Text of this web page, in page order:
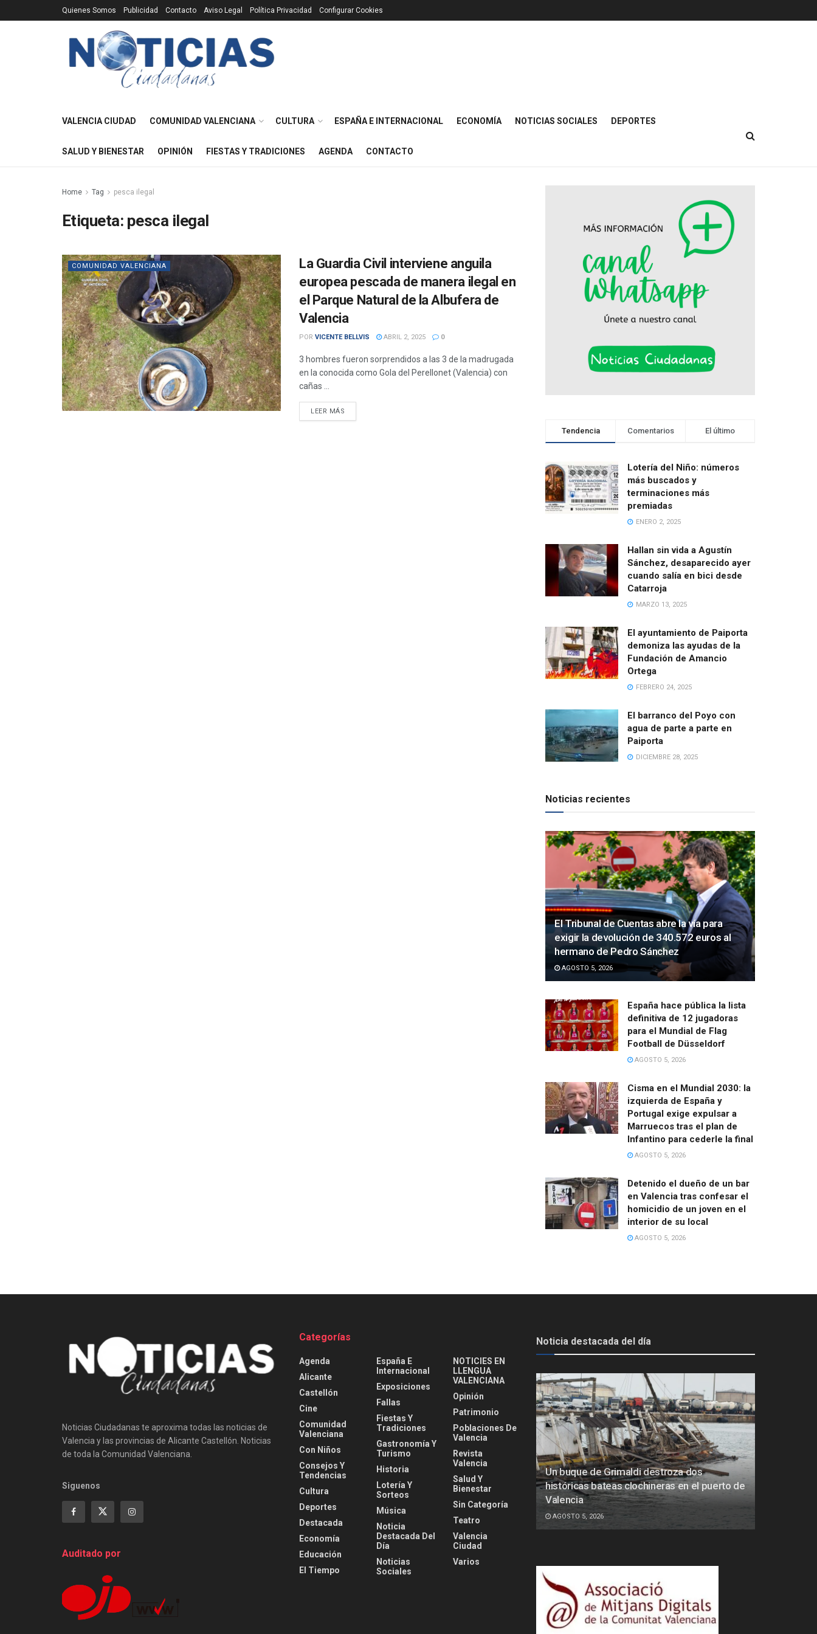
Quienes Somos Publicidad Contacto Aviso Legal Política Privacidad Configurar Cookies
VALENCIA CIUDAD COMUNIDAD VALENCIANA CULTURA ESPAÑA E INTERNACIONAL ECONOMÍA NOTICIAS SOCIALES DEPORTES
SALUD Y BIENESTAR OPINIÓN FIESTAS Y TRADICIONES AGENDA CONTACTO
Home Tag pesca ilegal
Etiqueta: pesca ilegal
COMUNIDAD VALENCIANA
La Guardia Civil interviene anguila
europea pescada de manera ilegal en
el Parque Natural de la Albufera de
Valencia
POR VICENTE BELLVIS ABRIL 2, 2025 0
3 hombres fueron sorprendidos a las 3 de la madrugada
en la conocida como Gola del Perellonet (Valencia) con
cañas ...
LEER MÁS
Tendencia Comentarios El último
Lotería del Niño: números
más buscados y
terminaciones más
premiadas
ENERO 2, 2025
Hallan sin vida a Agustín
Sánchez, desaparecido ayer
cuando salía en bici desde
Catarroja
MARZO 13, 2025
El ayuntamiento de Paiporta
demoniza las ayudas de la
Fundación de Amancio
Ortega
FEBRERO 24, 2025
El barranco del Poyo con
agua de parte a parte en
Paiporta
DICIEMBRE 28, 2025
Noticias recientes
El Tribunal de Cuentas abre la vía para
exigir la devolución de 340.572 euros al
hermano de Pedro Sánchez
AGOSTO 5, 2026
España hace pública la lista
definitiva de 12 jugadoras
para el Mundial de Flag
Football de Düsseldorf
AGOSTO 5, 2026
Cisma en el Mundial 2030: la
izquierda de España y
Portugal exige expulsar a
Marruecos tras el plan de
Infantino para cederle la final
AGOSTO 5, 2026
Detenido el dueño de un bar
en Valencia tras confesar el
homicidio de un joven en el
interior de su local
AGOSTO 5, 2026
Noticias Ciudadanas te aproxima todas las noticias de
Valencia y las provincias de Alicante Castellón. Noticias
de toda la Comunidad Valenciana.
Siguenos
Auditado por
Categorías
Agenda
Alicante
Castellón
Cine
Comunidad
Valenciana
Con Niños
Consejos Y
Tendencias
Cultura
Deportes
Destacada
Economía
Educación
El Tiempo
España E
Internacional
Exposiciones
Fallas
Fiestas Y
Tradiciones
Gastronomía Y
Turismo
Historia
Lotería Y
Sorteos
Música
Noticia
Destacada Del
Día
Noticias
Sociales
NOTICIES EN
LLENGUA
VALENCIANA
Opinión
Patrimonio
Poblaciones De
Valencia
Revista
Valencia
Salud Y
Bienestar
Sin Categoría
Teatro
Valencia
Ciudad
Varios
Noticia destacada del día
Un buque de Grimaldi destroza dos
históricas bateas clochineras en el puerto de
Valencia
AGOSTO 5, 2026